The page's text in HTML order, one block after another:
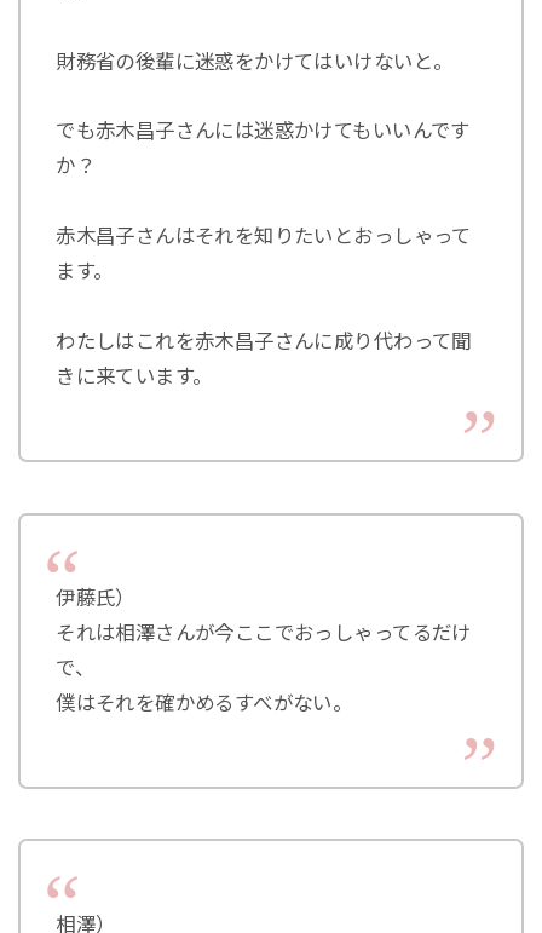
財務省の後輩に迷惑をかけてはいけないと。
でも赤木昌子さんには迷惑かけてもいいんです
か？
赤木昌子さんはそれを知りたいとおっしゃって
ます。
わたしはこれを赤木昌子さんに成り代わって聞
きに来ています。
伊藤氏）
それは相澤さんが今ここでおっしゃってるだけ
で、
僕はそれを確かめるすべがない。
相澤）